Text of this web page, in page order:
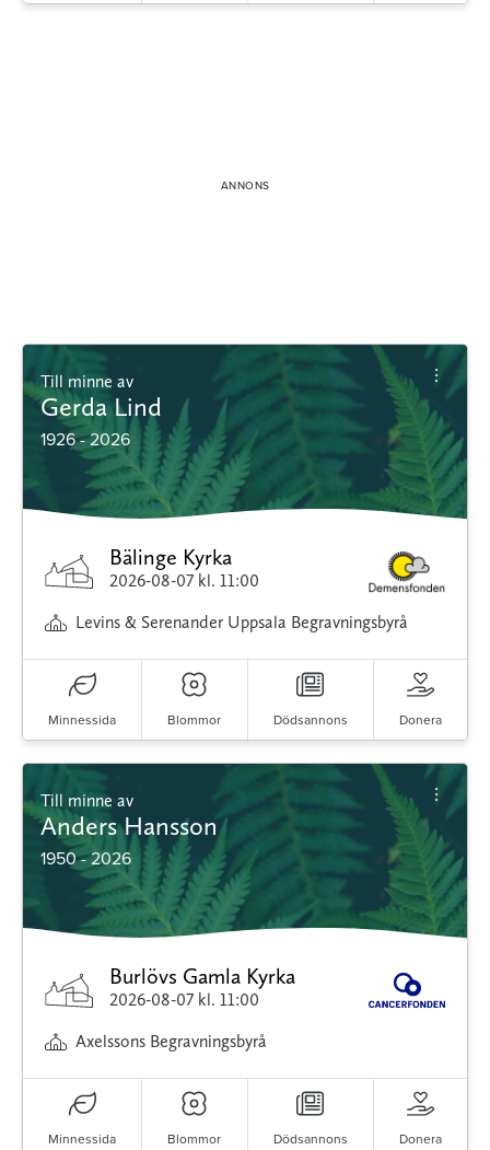
Till minne av
Gerda Lind
1926 - 2026
Bälinge Kyrka
2026-08-07 kl. 11:00
Levins & Serenander Uppsala Begravningsbyrå
Minnessida Blommor Dödsannons Donera
Till minne av
Anders Hansson
1950 - 2026
Burlövs Gamla Kyrka
2026-08-07 kl. 11:00
Axelssons Begravningsbyrå
Minnessida Blommor Dödsannons Donera